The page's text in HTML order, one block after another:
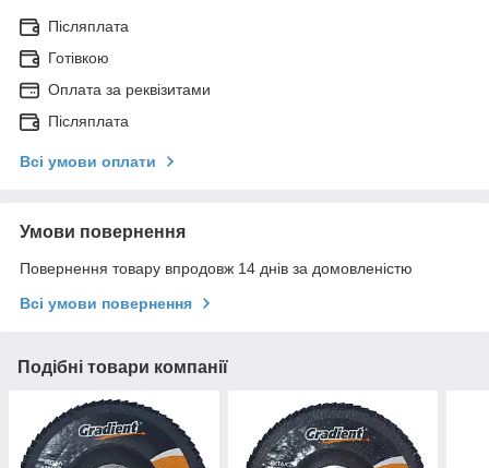
Післяплата
Готівкою
Оплата за реквізитами
Післяплата
Всі умови оплати
Умови повернення
Повернення товару впродовж 14 днів за домовленістю
Всі умови повернення
Подібні товари компанії